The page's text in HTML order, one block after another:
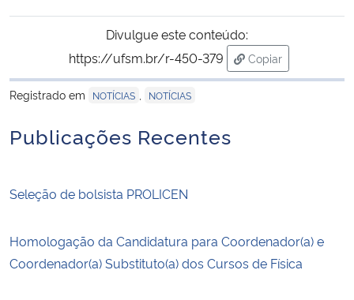
Controladoria-Geral da União
Ministério da Mulher, da Família e dos Direitos Humanos
Secretaria-Geral
Advocacia-Geral da União
Divulgue este conteúdo:
https://ufsm.br/r-450-379
Copiar
para área de
Registrado em
NOTÍCIAS NOTÍCIAS
Publicações Recentes
Seleção de bolsista PROLICEN
Homologação da Candidatura para Coordenador(a) e
Coordenador(a) Substituto(a) dos Cursos de Física